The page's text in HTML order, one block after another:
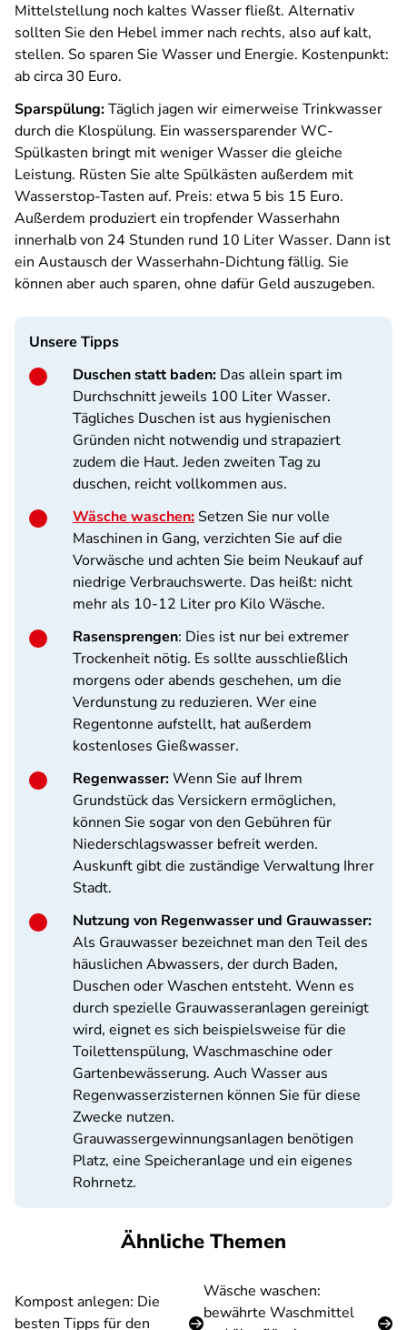
Mittelstellung noch kaltes Wasser fließt. Alternativ
sollten Sie den Hebel immer nach rechts, also auf kalt,
stellen. So sparen Sie Wasser und Energie. Kostenpunkt:
ab circa 30 Euro.
Sparspülung:Täglich jagen wir eimerweise Trinkwasser
durch die Klospülung. Ein wassersparender WC-
Spülkasten bringt mit weniger Wasser die gleiche
Leistung. Rüsten Sie alte Spülkästen außerdem mit
Wasserstop-Tasten auf. Preis: etwa 5 bis 15 Euro.
Außerdem produziert ein tropfender Wasserhahn
innerhalb von 24 Stunden rund 10 Liter Wasser. Dann ist
ein Austausch der Wasserhahn-Dichtung fällig. Sie
können aber auch sparen, ohne dafür Geld auszugeben.
Unsere Tipps
Duschen statt baden: Das allein spart im
Durchschnitt jeweils 100 Liter Wasser.
Tägliches Duschen ist aus hygienischen
Gründen nicht notwendig und strapaziert
zudem die Haut. Jeden zweiten Tag zu
duschen, reicht vollkommen aus.
Wäsche waschen: Setzen Sie nur volle
Maschinen in Gang, verzichten Sie auf die
Vorwäsche und achten Sie beim Neukauf auf
niedrige Verbrauchswerte. Das heißt: nicht
mehr als 10-12 Liter pro Kilo Wäsche.
Rasensprengen: Dies ist nur bei extremer
Trockenheit nötig. Es sollte ausschließlich
morgens oder abends geschehen, um die
Verdunstung zu reduzieren. Wer eine
Regentonne aufstellt, hat außerdem
kostenloses Gießwasser.
Regenwasser:Wenn Sie auf Ihrem
Grundstück das Versickern ermöglichen,
können Sie sogar von den Gebühren für
Niederschlagswasser befreit werden.
Auskunft gibt die zuständige Verwaltung Ihrer
Stadt.
Nutzung von Regenwasser und Grauwasser:
Als Grauwasser bezeichnet man den Teil des
häuslichen Abwassers, der durch Baden,
Duschen oder Waschen entsteht. Wenn es
durch spezielle Grauwasseranlagen gereinigt
wird, eignet es sich beispielsweise für die
Toilettenspülung, Waschmaschine oder
Gartenbewässerung. Auch Wasser aus
Regenwasserzisternen können Sie für diese
Zwecke nutzen.
Grauwassergewinnungsanlagen benötigen
Platz, eine Speicheranlage und ein eigenes
Rohrnetz.
Ähnliche Themen
Kompost anlegen: Die
besten Tipps für den
Wäsche waschen:
bewährte Waschmittel